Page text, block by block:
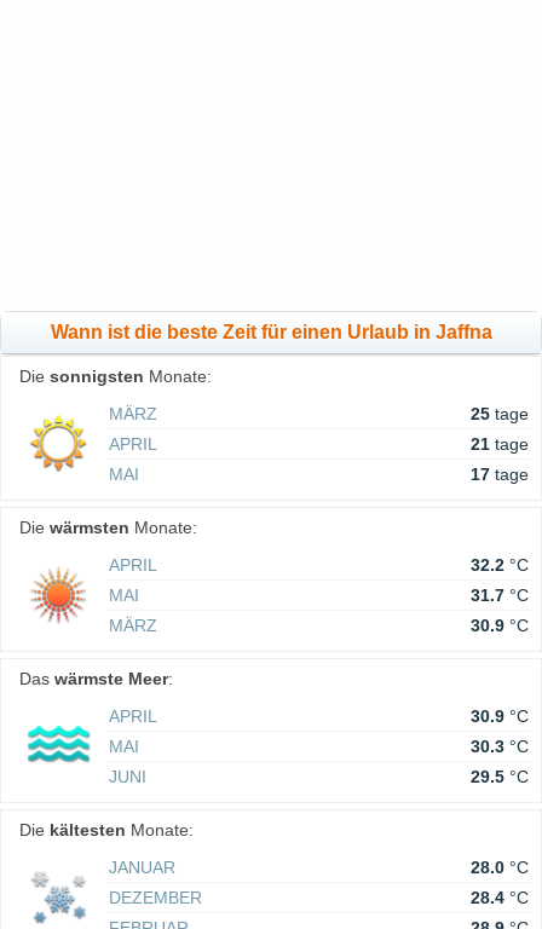
Wann ist die beste Zeit für einen Urlaub in Jaffna
Die sonnigsten Monate:
MÄRZ
25 tage
APRIL
21 tage
MAI
17 tage
Die wärmsten Monate:
APRIL
32.2 °C
MAI
31.7 °C
MÄRZ
30.9 °C
Das wärmste Meer:
APRIL
30.9 °C
MAI
30.3 °C
JUNI
29.5 °C
Die kältesten Monate:
JANUAR
28.0 °C
DEZEMBER
28.4 °C